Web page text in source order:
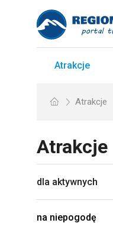
Atrakcje
Atrakcje
Atrakcje
dla aktywnych
na niepogodę